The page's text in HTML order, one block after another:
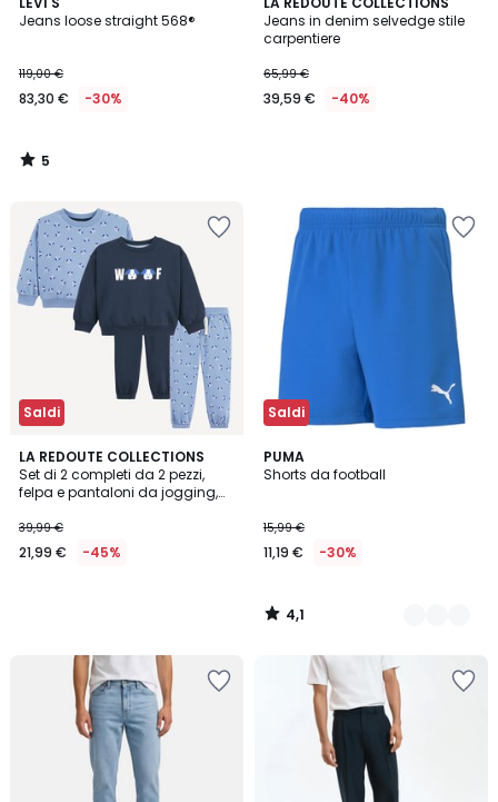
Jeans loose straight 568®
119,00 €
83,30 € -30%
/
5
/
Jeans in denim selvedge stile
carpentiere
65,99 €
39,59 € -40%
Saldi
LA REDOUTE COLLECTIONS
Set di 2 completi da 2 pezzi,
felpa e pantaloni da jogging,
39,99 €
21,99 € -45%
Saldi
PUMA
Shorts da football
15,99 €
11,19 € -30%
4,1
/ 5
4
Colori
4,1
/